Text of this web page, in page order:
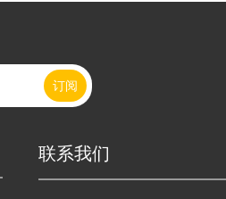
为了更好的招引人才，2019公司投
订阅
联系我们